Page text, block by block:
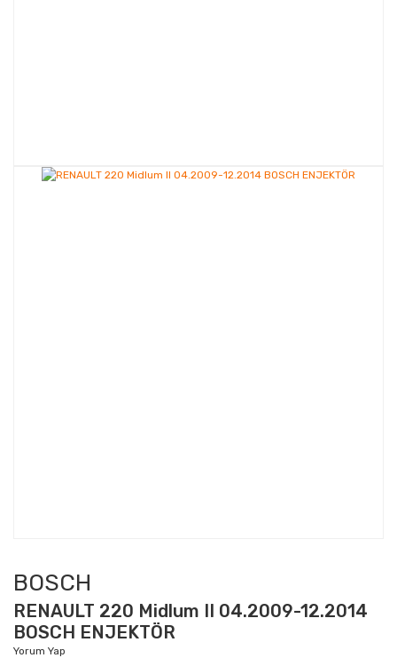
BOSCH
RENAULT 220 Midlum II 04.2009-12.2014
BOSCH ENJEKTÖR
Yorum Yap